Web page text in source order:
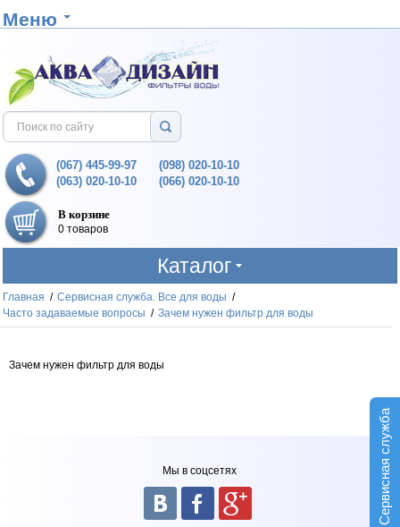
Сервисная служба
Меню
(067) 445-99-97
(063) 020-10-10
(098) 020-10-10
(066) 020-10-10
В корзине
0 товаров
Каталог
Главная / Сервисная служба. Все для воды /
Часто задаваемые вопросы / Зачем нужен фильтр для воды
Зачем нужен фильтр для воды
Мы в соцсетях